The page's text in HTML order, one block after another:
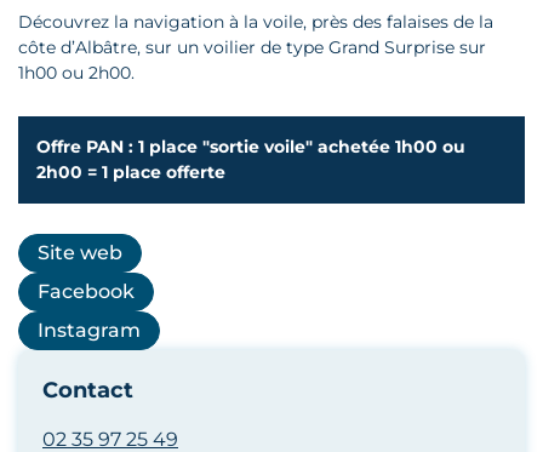
Découvrez la navigation à la voile, près des falaises de la
côte d’Albâtre, sur un voilier de type Grand Surprise sur
1h00 ou 2h00.
Offre PAN : 1 place "sortie voile" achetée 1h00 ou
2h00 = 1 place offerte
Site web
Facebook
Instagram
Contact
02 35 97 25 49